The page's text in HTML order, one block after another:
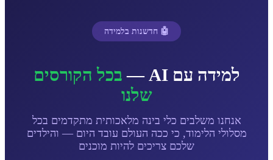
🤖 חדשנות בלמידה
למידה עם AI —
בכל הקורסים
שלנו
אנחנו משלבים כלי בינה מלאכותית מתקדמים בכל
מסלולי הלימוד, כי ככה העולם עובד היום — והילדים
שלכם צריכים להיות מוכנים